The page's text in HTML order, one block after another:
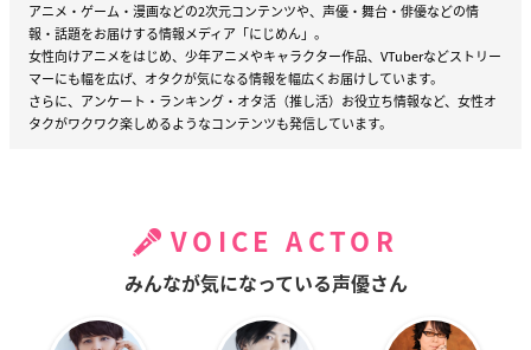
アニメ・ゲーム・漫画などの2次元コンテンツや、声優・舞台・俳優などの情
報・話題をお届けする情報メディア「にじめん」。
女性向けアニメをはじめ、少年アニメやキャラクター作品、VTuberなどストリー
マーにも幅を広げ、オタクが気になる情報を幅広くお届けしています。
さらに、アンケート・ランキング・オタ活（推し活）お役立ち情報など、女性オ
タクがワクワク楽しめるようなコンテンツも発信しています。
VOICE ACTOR
みんなが気になっている声優さん